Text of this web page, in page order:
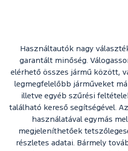
Használtautók nagy
garantált minőség.
elérhető összes jármű között,
legmegfelelőbb járműveket
illetve egyéb szűrési
található kereső segítségével.
használatával egymás
megjeleníthetőek
részletes adatai. Bármely